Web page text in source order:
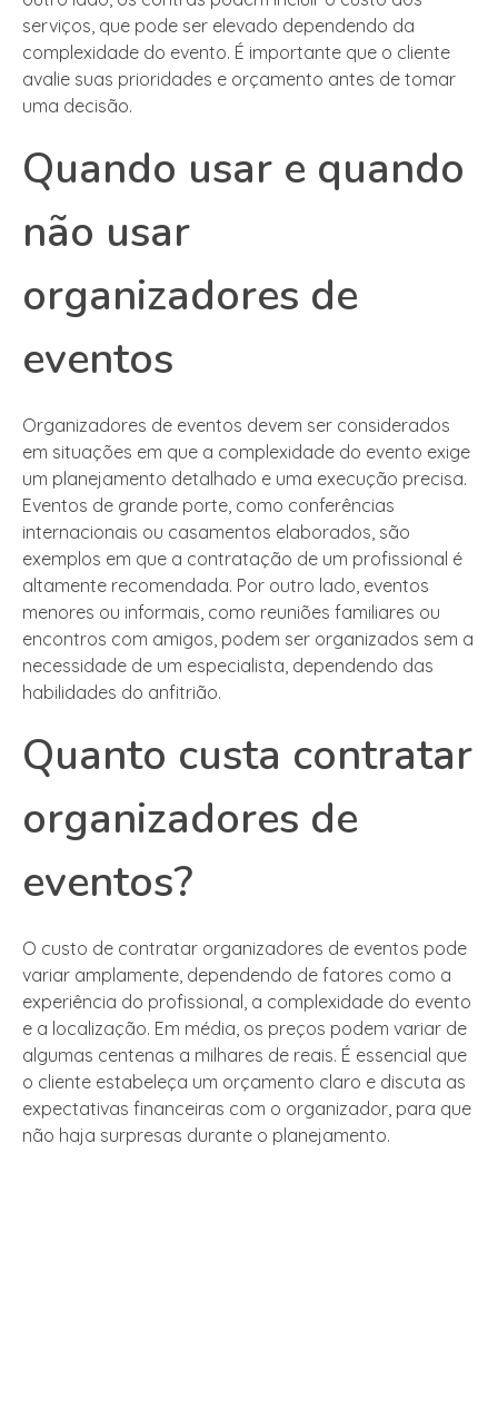
serviços, que pode ser elevado dependendo da
complexidade do evento. É importante que o cliente
avalie suas prioridades e orçamento antes de tomar
uma decisão.
Quando usar e quando
não usar
organizadores de
eventos
Organizadores de eventos devem ser considerados
em situações em que a complexidade do evento exige
um planejamento detalhado e uma execução precisa.
Eventos de grande porte, como conferências
internacionais ou casamentos elaborados, são
exemplos em que a contratação de um profissional é
altamente recomendada. Por outro lado, eventos
menores ou informais, como reuniões familiares ou
encontros com amigos, podem ser organizados sem a
necessidade de um especialista, dependendo das
habilidades do anfitrião.
Quanto custa contratar
organizadores de
eventos?
O custo de contratar organizadores de eventos pode
variar amplamente, dependendo de fatores como a
experiência do profissional, a complexidade do evento
e a localização. Em média, os preços podem variar de
algumas centenas a milhares de reais. É essencial que
o cliente estabeleça um orçamento claro e discuta as
expectativas financeiras com o organizador, para que
não haja surpresas durante o planejamento.